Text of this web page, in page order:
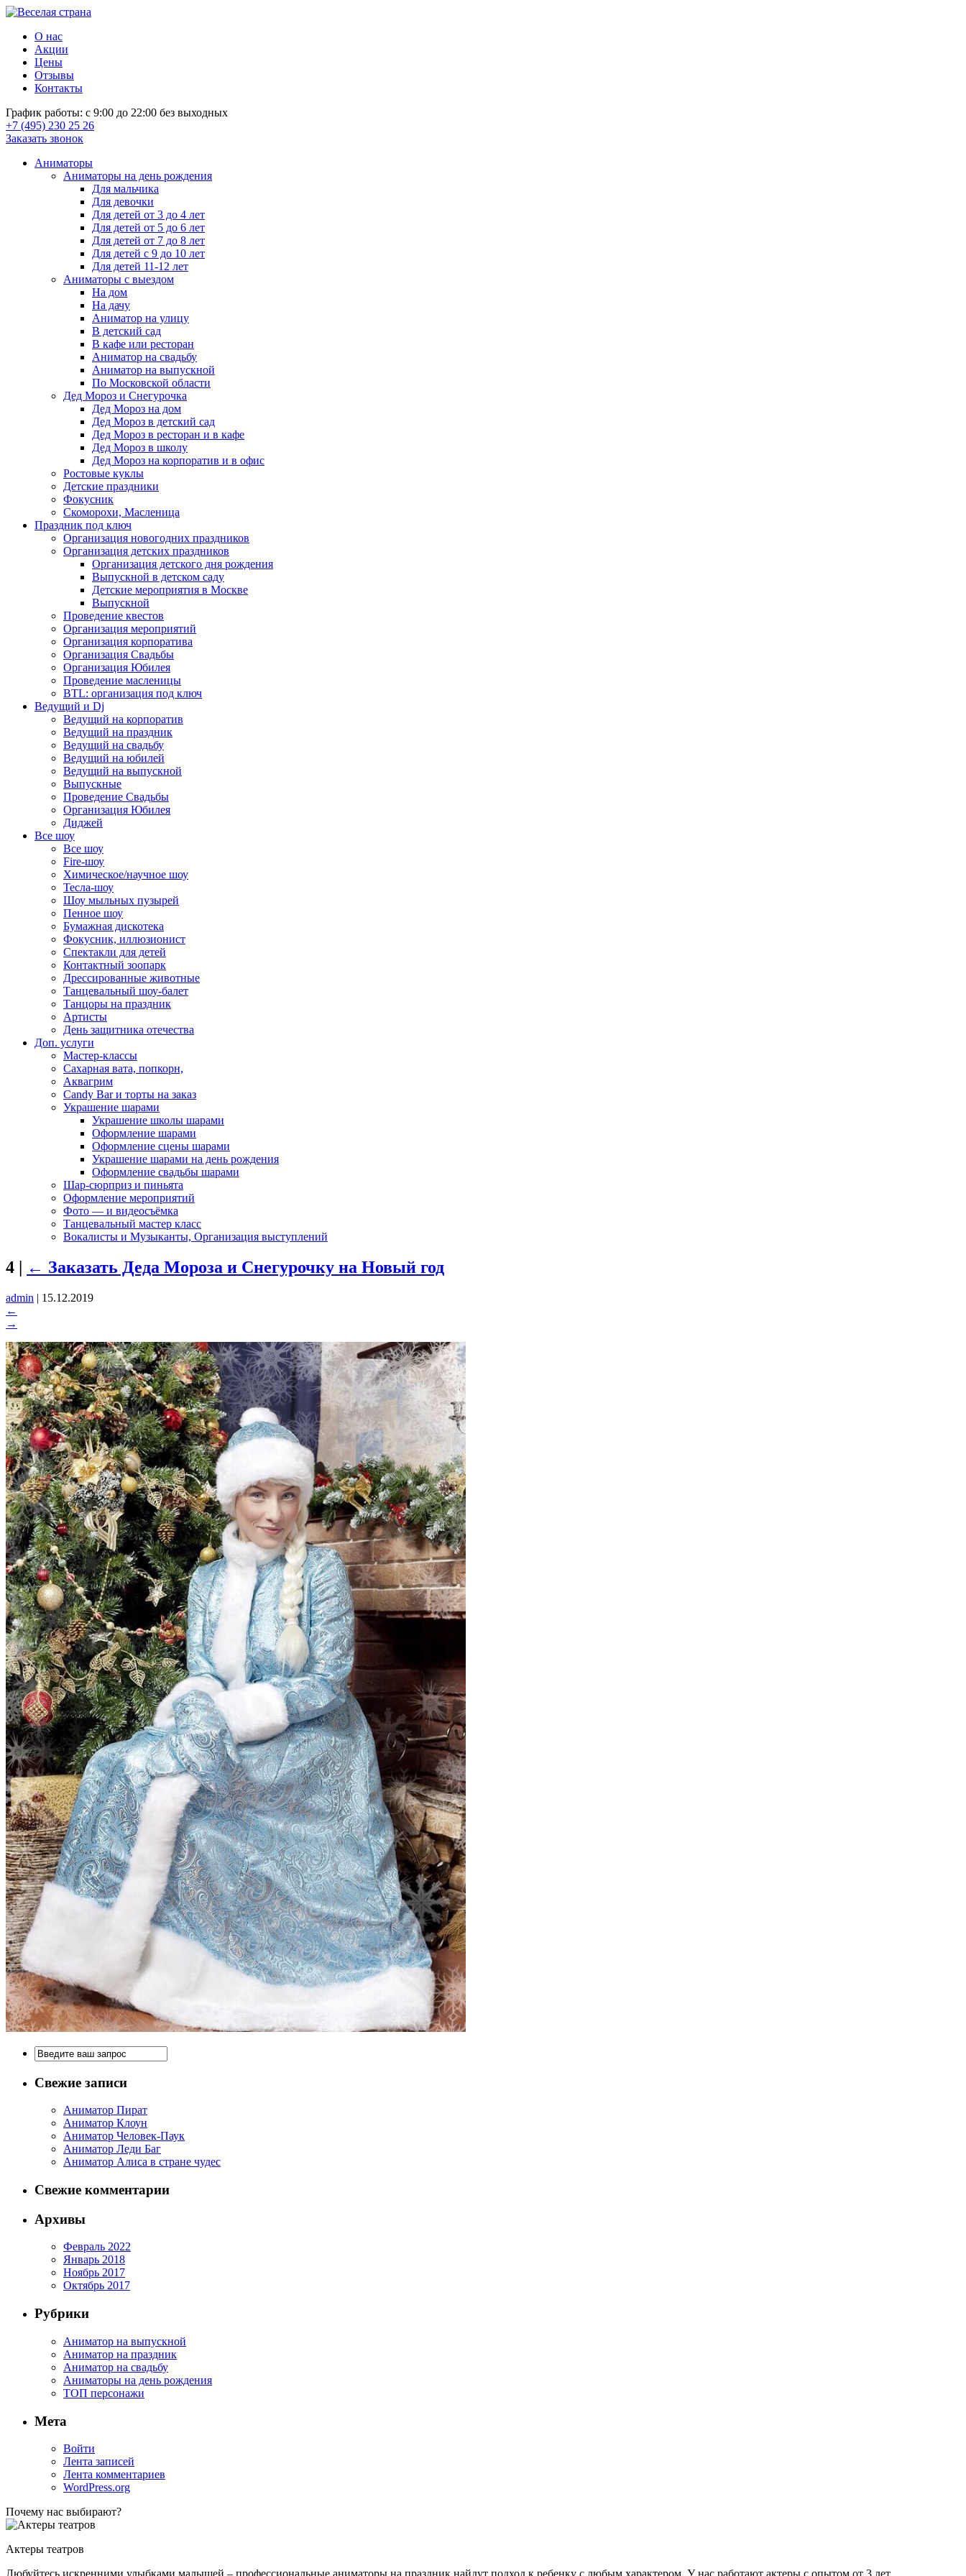
О нас
Акции
Цены
Отзывы
Контакты
График работы: с 9:00 до 22:00 без выходных
+7 (495) 230 25 26
Заказать звонок
Аниматоры
Аниматоры на день рождения
Для мальчика
Для девочки
Для детей от 3 до 4 лет
Для детей от 5 до 6 лет
Для детей от 7 до 8 лет
Для детей с 9 до 10 лет
Для детей 11-12 лет
Аниматоры с выездом
На дом
На дачу
Аниматор на улицу
В детский сад
В кафе или ресторан
Аниматор на свадьбу
Аниматор на выпускной
По Московской области
Дед Мороз и Снегурочка
Дед Мороз на дом
Дед Мороз в детский сад
Дед Мороз в ресторан и в кафе
Дед Мороз в школу
Дед Мороз на корпоратив и в офис
Ростовые куклы
Детские праздники
Фокусник
Скоморохи, Масленица
Праздник под ключ
Организация новогодних праздников
Организация детских праздников
Организация детского дня рождения
Выпускной в детском саду
Детские мероприятия в Москве
Выпускной
Проведение квестов
Организация мероприятий
Организация корпоратива
Организация Свадьбы
Организация Юбилея
Проведение масленицы
BTL: организация под ключ
Ведущий и Dj
Ведущий на корпоратив
Ведущий на праздник
Ведущий на свадьбу
Ведущий на юбилей
Ведущий на выпускной
Выпускные
Проведение Свадьбы
Организация Юбилея
Диджей
Все шоу
Все шоу
Fire-шоу
Химическое/научное шоу
Тесла-шоу
Шоу мыльных пузырей
Пенное шоу
Бумажная дискотека
Фокусник, иллюзионист
Спектакли для детей
Контактный зоопарк
Дрессированные животные
Танцевальный шоу-балет
Танцоры на праздник
Артисты
День защитника отечества
Доп. услуги
Мастер-классы
Сахарная вата, попкорн,
Аквагрим
Candy Bar и торты на заказ
Украшение шарами
Украшение школы шарами
Оформление шарами
Оформление сцены шарами
Украшение шарами на день рождения
Оформление свадьбы шарами
Шар-сюрприз и пиньята
Оформление мероприятий
Фото — и видеосъёмка
Танцевальный мастер класс
Вокалисты и Музыканты, Организация выступлений
4 | ← Заказать Деда Мороза и Снегурочку на Новый год
admin | 15.12.2019
←
→
Свежие записи
Аниматор Пират
Аниматор Клоун
Аниматор Человек-Паук
Аниматор Леди Баг
Аниматор Алиса в стране чудес
Свежие комментарии
Архивы
Февраль 2022
Январь 2018
Ноябрь 2017
Октябрь 2017
Рубрики
Аниматор на выпускной
Аниматор на праздник
Аниматор на свадьбу
Аниматоры на день рождения
ТОП персонажи
Мета
Войти
Лента записей
Лента комментариев
WordPress.org
Почему нас выбирают?
Актеры театров